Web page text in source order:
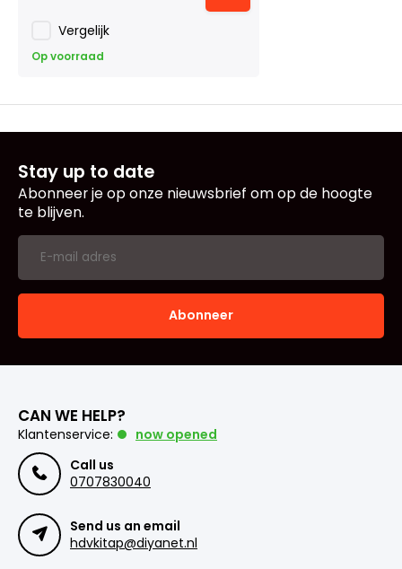
Vergelijk
Op voorraad
Stay up to date
Abonneer je op onze nieuwsbrief om op de hoogte
te blijven.
Abonneer
CAN WE HELP?
Klantenservice:
now opened
Call us
0707830040
Send us an email
hdvkitap@diyanet.nl